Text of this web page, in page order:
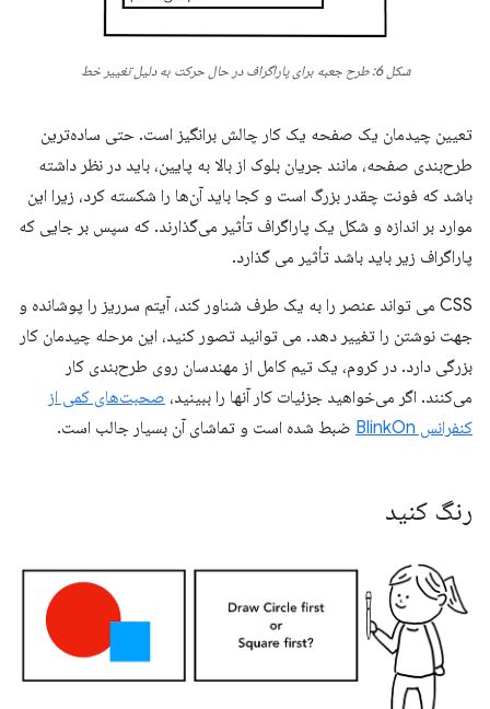
شکل 6: طرح جعبه برای پاراگراف در حال حرکت به دلیل تغییر خط
تعیین چیدمان یک صفحه یک کار چالش برانگیز است. حتی ساده‌ترین
طرح‌بندی صفحه، مانند جریان بلوک از بالا به پایین، باید در نظر داشته
باشد که فونت چقدر بزرگ است و کجا باید آن‌ها را شکسته کرد، زیرا این
موارد بر اندازه و شکل یک پاراگراف تأثیر می‌گذارند. که سپس بر جایی که
پاراگراف زیر باید باشد تأثیر می گذارد.
CSS می تواند عنصر را به یک طرف شناور کند، آیتم سرریز را پوشانده و
جهت نوشتن را تغییر دهد. می توانید تصور کنید، این مرحله چیدمان کار
بزرگی دارد. در کروم، یک تیم کامل از مهندسان روی طرح‌بندی کار
می‌کنند. اگر می‌خواهید جزئیات کار آنها را ببینید، صحبت‌های کمی از
کنفرانس BlinkOn
ضبط شده است و تماشای آن بسیار جالب است.
رنگ کنید